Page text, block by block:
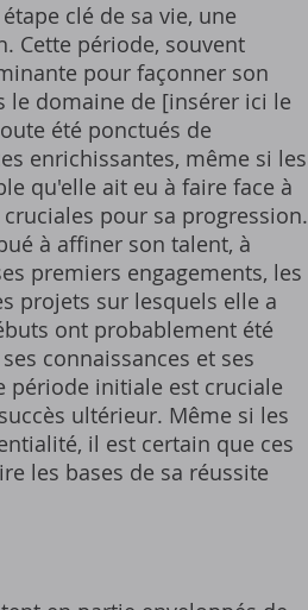
clé de sa vie, une
Cette période, souvent
pour façonner son
le domaine de [insérer ici le
été ponctués de
enrichissantes, même si les
qu'elle ait eu à faire face à
pour sa progression.
à affiner son talent, à
premiers engagements, les
projets sur lesquels elle a
ont probablement été
connaissances et ses
période initiale est cruciale
ultérieur. Même si les
il est certain que ces
les bases de sa réussite